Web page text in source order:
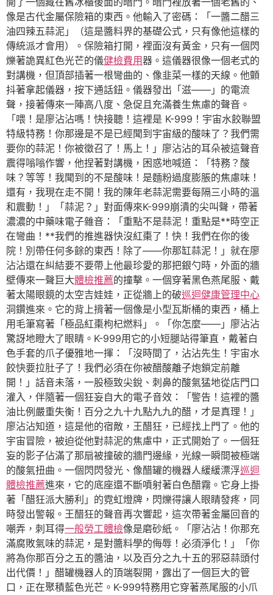
像是古代金屬保險箱的東西。他輸入了密碼：「一醬二醋三
油四辣五蒜泥」（這是醬料界的基礎公式，只有像他這樣的
傳統派才會用）。保險箱打開，裡面沒有黃金，只有一個閃
爍著詭異紅色光芒的儀健檢費用器。這儀器很像一個老式的
對講機，但頂部插著一根彎曲的、像韭菜一樣的天線。他顫
抖著拿起儀器，按下通話鈕。儀器發出「滋——」的電流
聲，接著傳來一陣高八度、急促且充滿養生焦慮的聲音。
「喂！是廖沾沾嗎！快接聽！這裡是 K-999！宇宙水餃聯盟
特級特務！你那邊是不是已經聞到宇宙級的酸味了？我們需
要你的蒜泥！你被徵召了！馬上！」廖沾沾的耳朵被這聲音
震得嗡嗡作響，他捏著對講機，困惑地喊道：「特務？酸
味？等等！我聞到的不是酸味！是麵粉過度膨脹的焦慮味！
還有，我現在走不開！我的陳年老蒜泥需要每隔三小時的溫
和震動！」「蒜泥？」對面傳來K-999崩潰的尖叫聲，帶著
濃濃的中藥味電子雜音：「重點不是蒜泥！重點是**時空正
在彎曲！**我們的推進器快沒紅棗了！快！我們在你的後
院！別帶任何多餘的東西！除了——你那缸蒜泥！」就在廖
沾沾還在糾結要不要帶上他最珍愛的那把銀勺時，外面的牆
壁傳來一聲巨大體檢推薦的撞擊。一個穿著黑色燕尾服、戴
著太陽眼鏡的太空吉娃娃，正從牆上的破巡迴健康管理中心
洞鑽進來。它的背上揹著一個像是小型瓦斯桶的東西，桶上
用毛筆寫著「極品紅棗枸杞燃料」。「你怎麼——」廖沾沾
驚訝地瞪大了眼睛。K-999用它的小短腿站得筆直，戴著白
色手套的爪子優雅地一揮：「沒時間了，沾沾先生！宇宙水
餃快要拉肚子了！我們必須在你被醋酸離子炮鎖定前離
開！」話音未落，一股極致尖銳、刺鼻的酸氣猛地從店門口
灌入，伴隨著一個狂妄自大的電子音效：「警告！這裡的醬
油比例嚴重失衡！百分之九十九點九九的醋，才是真理！」
廖沾沾知道，這是他的宿敵，王醋狂，已經找上門了。他的
宇宙冒險，被迫從他對蒜泥的焦慮中，正式開始了。一個狂
妄的影子佔滿了那扇被撞破的牆門邊緣，光線一瞬間被極端
的酸氣扭曲。一個閃閃發光、像醋罐的機器人緩緩漂浮巡迴
體檢推薦進來，它的底座還不斷噴射著白色醋霧。它身上掛
著「醋狂派大勝利」的霓虹燈牌，閃爍得讓人眼睛發疼，同
時發出警報。王醋狂的聲音再次響起，這次帶著金屬回音的
嘲弄，刺耳得一般勞工體檢像是磨砂紙。「廖沾沾！你那充
滿腐敗氣味的蒜泥，是對醬料學的侮辱！必須淨化！」「你
將為你那百分之五的醬油，以及百分之九十五的邪惡蒜頭付
出代價！」醋罐機器人的頂端裂開，露出了一個巨大的管
口，正在聚積藍色光芒。K-999特務用它穿著燕尾服的小爪